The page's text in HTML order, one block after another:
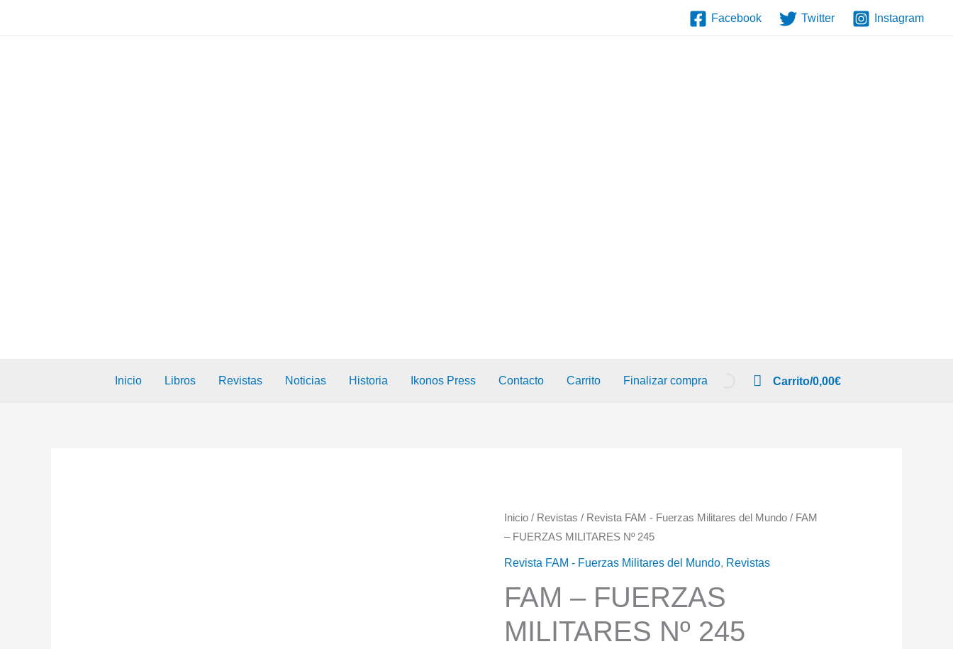
Facebook Twitter Instagram
Inicio Libros Revistas Noticias Historia Ikonos Press Contacto Carrito Finalizar compra Carrito/0,00€
Inicio / Revistas / Revista FAM - Fuerzas Militares del Mundo / FAM
– FUERZAS MILITARES Nº 245
Revista FAM - Fuerzas Militares del Mundo, Revistas
FAM – FUERZAS
MILITARES Nº 245